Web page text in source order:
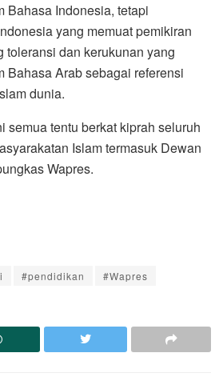
Bahasa Indonesia, tetapi
yang memuat pemikiran
toleransi dan kerukunan yang
Bahasa Arab sebagai referensi
dunia.
semua tentu berkat kiprah seluruh
Islam termasuk Dewan
Wapres.
#pendidikan #Wapres